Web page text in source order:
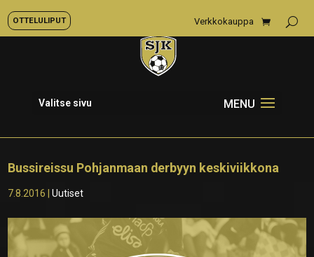
OTTELULIPUT Verkkokauppa
Valitse sivu
Bussireissu Pohjanmaan derbyyn keskiviikkona
7.8.2016 |Uutiset